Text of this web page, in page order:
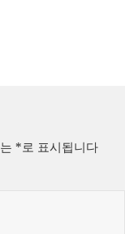
*로 표시됩니다